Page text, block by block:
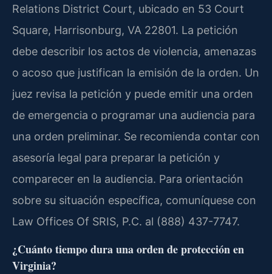
Relations District Court, ubicado en 53 Court
Square, Harrisonburg, VA 22801. La petición
debe describir los actos de violencia, amenazas
o acoso que justifican la emisión de la orden. Un
juez revisa la petición y puede emitir una orden
de emergencia o programar una audiencia para
una orden preliminar. Se recomienda contar con
asesoría legal para preparar la petición y
comparecer en la audiencia. Para orientación
sobre su situación específica, comuníquese con
Law Offices Of SRIS, P.C. al (888) 437-7747.
¿Cuánto tiempo dura una orden de protección en
Virginia?